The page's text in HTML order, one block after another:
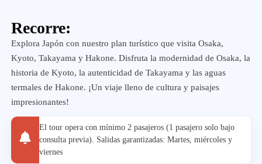
Recorre:
Explora Japón con nuestro plan turístico que visita Osaka,
Kyoto, Takayama y Hakone. Disfruta la modernidad de Osaka, la
historia de Kyoto, la autenticidad de Takayama y las aguas
termales de Hakone. ¡Un viaje lleno de cultura y paisajes
impresionantes!
El tour opera con mínimo 2 pasajeros (1 pasajero solo bajo
consulta previa). Salidas garantizadas: Martes, miércoles y
viernes